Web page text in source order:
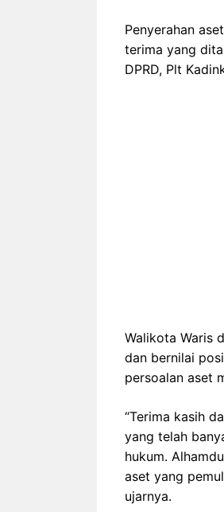
Penyerahan
terima yang
DPRD, Plt
Walikota Waris
dan bernilai
persoalan aset
“Terima kasih
yang telah
hukum.
aset yang
ujarnya.